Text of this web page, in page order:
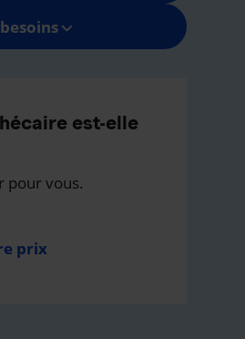
est-elle
pour vous.
prix